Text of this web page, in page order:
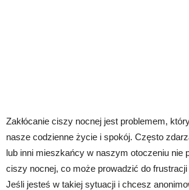
Zakłócanie ciszy nocnej jest problemem,
nasze codzienne życie i spokój. Często
lub inni mieszkańcy w naszym otoczeniu nie
ciszy nocnej, co może prowadzić do
Jeśli jesteś w takiej sytuacji i chcesz